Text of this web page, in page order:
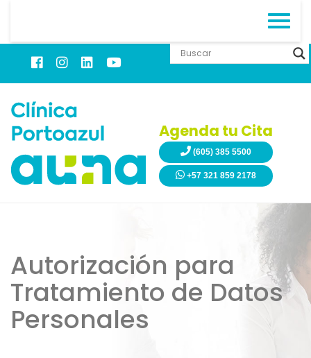
Agenda tu Cita
(605) 385 5500
+57 321 859 2178
Autorización para
Tratamiento de Datos
Personales